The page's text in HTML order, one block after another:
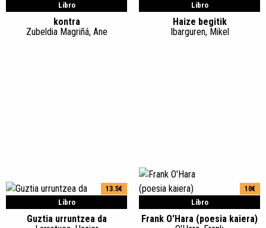
Libro
kontra
Zubeldia Magriñá, Ane
Libro
Haize begitik
Ibarguren, Mikel
Libro
13.5€
Guztia urruntzea da
Libro
10€
Frank O'Hara (poesia kaiera)